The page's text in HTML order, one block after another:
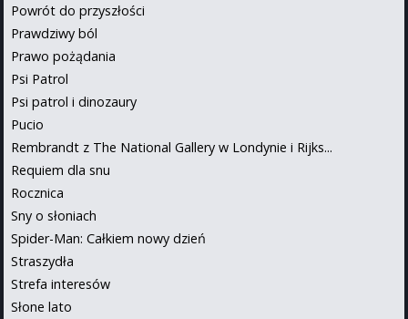
Powrót do przyszłości
Prawdziwy ból
Prawo pożądania
Psi Patrol
Psi patrol i dinozaury
Pucio
Rembrandt z The National Gallery w Londynie i Rijks...
Requiem dla snu
Rocznica
Sny o słoniach
Spider-Man: Całkiem nowy dzień
Straszydła
Strefa interesów
Słone lato